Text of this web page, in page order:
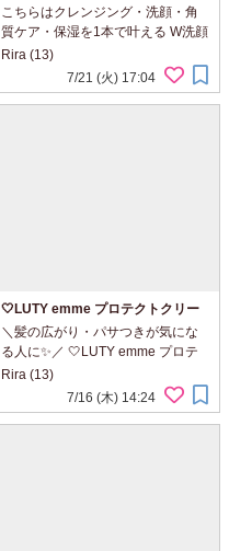
イクオフ♪「モイストクリアジェル
フォームWクレンズ」を使ってみ
ました！
こちらはクレンジング・洗顔・角
質ケア・保湿を1本で叶える W洗顔
不要のクレンジング洗顔料です。
最初はとろみのあるジェル状で、
肌になじませるとほんのり温かく
Rira (13)
7/21 (火) 17:04
🤍LUTY emme プロテクトクリー
ム🤍
＼髪の広がり・パサつきが気にな
る人に✨／ 🤍LUTY emme プロテ
クトクリーム🤍 ドライヤー前のヘ
アケアに取り入れてみました♪ ✔
乾燥によるパサつきが気になる…
Rira (13)
7/16 (木) 14:24